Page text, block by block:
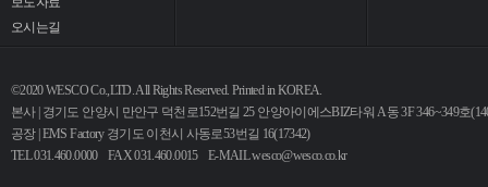
오시는길
©2020 WESCO Co.,LTD. All Rights Reserved. Printed in KOREA.
본사 | 경기도 안양시 만안구 덕천로152번길 25 안양아이에스BIZ타워 A동 3F 346~349호
공장 | EMS Factory 경기도 이천시 사동로53번길 16(17342)
TEL 031.460.0000 FAX 031.460.0015 E-MAILwesco@wesco.co.kr